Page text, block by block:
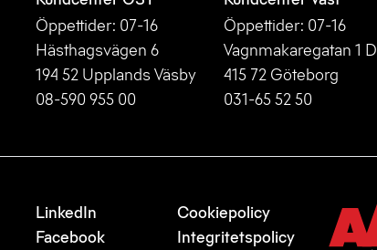
Öppettider: 07-16
Hästhagsvägen 6
194 52 Upplands Väsby
08-590 955 00
Öppettider: 07-16
Vagnmakaregatan 1 D
415 72 Göteborg
031-65 52 50
LinkedIn
Facebook
Cookiepolicy
Integritetspolicy